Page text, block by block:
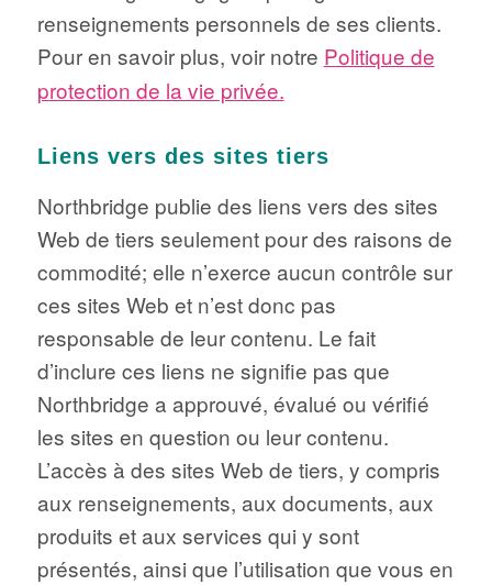
renseignements personnels de ses clients.
Pour en savoir plus, voir notre Politique de
protection de la vie privée.
Liens vers des sites tiers
Northbridge publie des liens vers des sites
Web de tiers seulement pour des raisons de
commodité; elle n’exerce aucun contrôle sur
ces sites Web et n’est donc pas
responsable de leur contenu. Le fait
d’inclure ces liens ne signifie pas que
Northbridge a approuvé, évalué ou vérifié
les sites en question ou leur contenu.
L’accès à des sites Web de tiers, y compris
aux renseignements, aux documents, aux
produits et aux services qui y sont
présentés, ainsi que l’utilisation que vous en